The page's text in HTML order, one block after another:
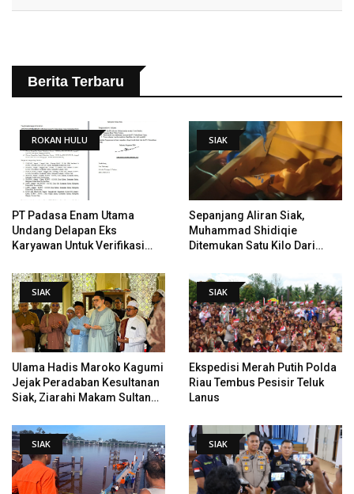
Berita Terbaru
ROKAN HULU
PT Padasa Enam Utama
Undang Delapan Eks
Karyawan Untuk Verifikasi
PHI
SIAK
Sepanjang Aliran Siak,
Muhammad Shidiqie
Ditemukan Satu Kilo Dari
SIAK
Ulama Hadis Maroko Kagumi
Jejak Peradaban Kesultanan
Siak, Ziarahi Makam Sultan
SIAK
Ekspedisi Merah Putih Polda
Riau Tembus Pesisir Teluk
Lanus
SIAK SIAK